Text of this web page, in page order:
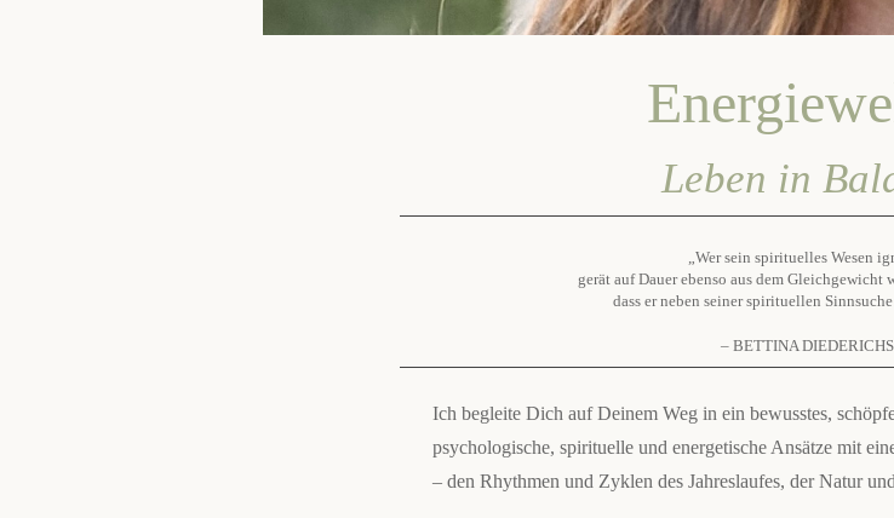
Leben in
„Wer sein spirituelles Wesen
gerät auf Dauer ebenso aus dem Gleichgewicht
dass er neben seiner spirituellen
– BETTINA
Ich begleite Dich auf Deinem Weg in ein bewusstes,
psychologische, spirituelle und energetische Ansätze mit
– den Rhythmen und Zyklen des Jahreslaufes, der Natur